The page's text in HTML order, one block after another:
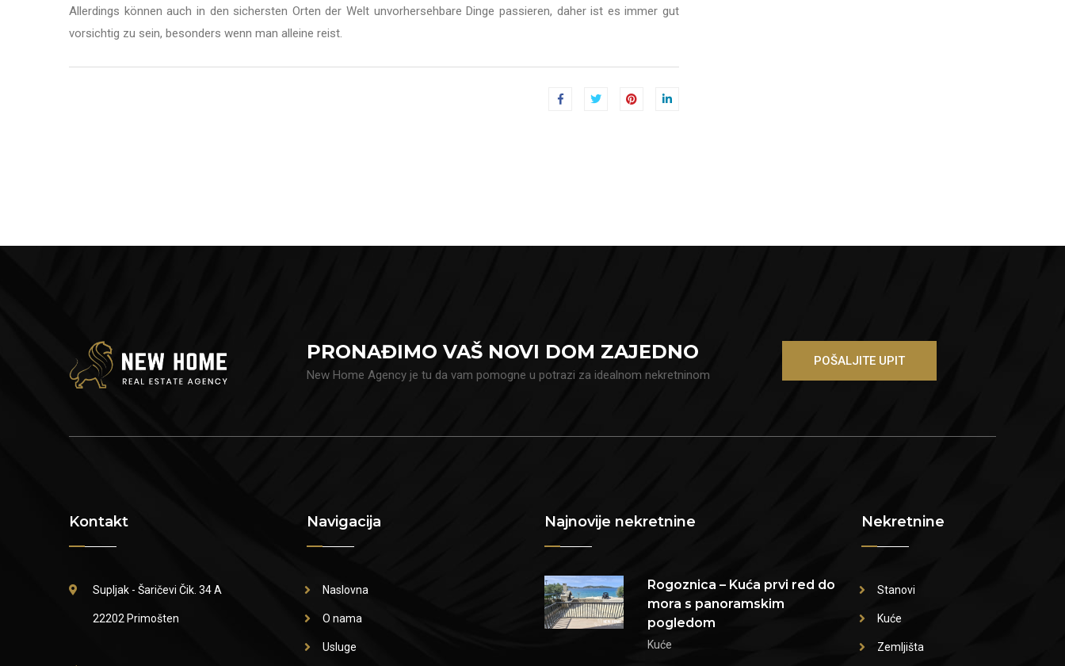
Allerdings können auch in den sichersten Orten der Welt unvorhersehbare Dinge passieren, daher ist es immer gut
vorsichtig zu sein, besonders wenn man alleine reist.
PRONAĐIMO VAŠ NOVI DOM ZAJEDNO
New Home Agency je tu da vam pomogne u potrazi za idealnom nekretninom
POŠALJITE UPIT
Kontakt
Supljak - Šaričevi Čik. 34 A
22202 Primošten
Navigacija
Naslovna
O nama
Usluge
Najnovije nekretnine
Rogoznica – Kuća prvi red do
mora s panoramskim
pogledom
Kuće
Nekretnine
Stanovi
Kuće
Zemljišta